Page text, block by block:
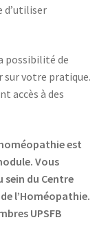
d’utiliser
possibilité de
sur votre pratique.
accès à des
est
Vous
sein du Centre
l’Homéopathie.
UPSFB